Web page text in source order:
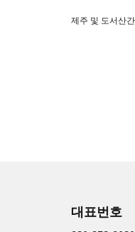
제주 및 도서산
대표번호